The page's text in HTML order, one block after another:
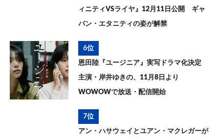
ィニティVSライヤ』12月11日公開 ギャ
バン・エタニティの姿が解禁
6位
恩田陸『ユージニア』実写ドラマ化決定
主演・岸井ゆきの、11月8日より
WOWOWで放送・配信開始
7位
アン・ハサウェイとユアン・マクレガーが